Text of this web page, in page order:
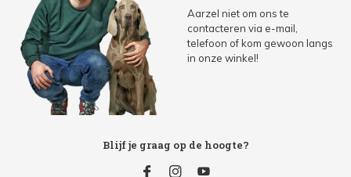
Aarzel niet om ons te
contacteren via e-mail,
telefoon of kom gewoon langs
in onze winkel!
Blijf je graag op de hoogte?